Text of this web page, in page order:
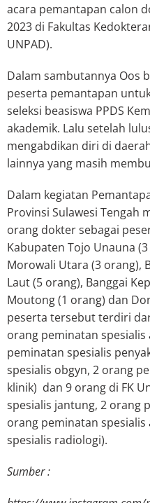
acara pemantapan calon
2023 di Fakultas
UNPAD).
Dalam sambutannya Oos
peserta pemantapan
seleksi beasiswa PPDS
akademik. Lalu setelah
mengabdikan diri di
lainnya yang masih
Dalam kegiatan
Provinsi Sulawesi Tengah
orang dokter sebagai
Kabupaten Tojo Unauna
Morowali Utara (3 orang),
Laut (5 orang), Banggai
Moutong (1 orang) dan
peserta tersebut terdiri
orang peminatan
peminatan spesialis
spesialis obgyn, 2 orang
klinik) dan 9 orang di FK
spesialis jantung, 2 orang
orang peminatan
spesialis radiologi).
Sumber :